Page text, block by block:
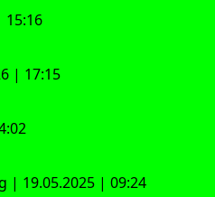
| 17:15
| 19.05.2025 | 09:24